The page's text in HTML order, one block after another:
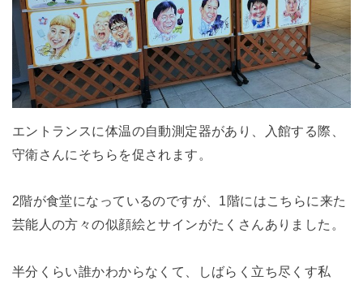
エントランスに体温の自動測定器があり、入館する際、
守衛さんにそちらを促されます。
2階が食堂になっているのですが、1階にはこちらに来た
芸能人の方々の似顔絵とサインがたくさんありました。
半分くらい誰かわからなくて、しばらく立ち尽くす私